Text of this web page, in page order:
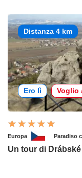
Distanza 4 km
Ero lì Voglio
Europa Paradiso
Un tour di